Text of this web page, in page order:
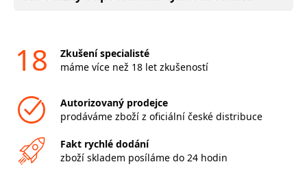
18
Zkušení specialisté
máme více než 18 let zkušeností
Autorizovaný prodejce
prodáváme zboží z oficiální české distribuce
Fakt rychlé dodání
zboží skladem posíláme do 24 hodin